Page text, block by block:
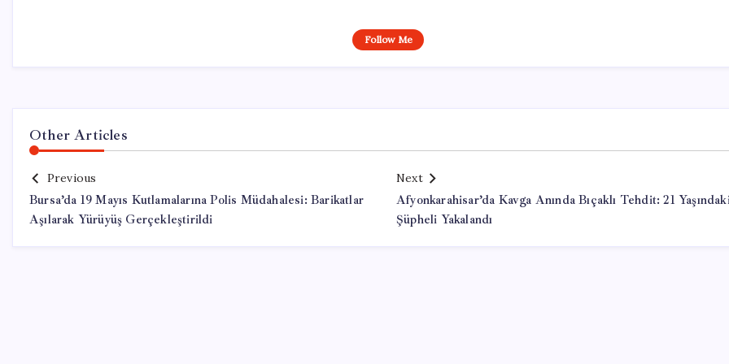
Follow Me
Other Articles
Previous
Bursa’da 19 Mayıs Kutlamalarına Polis Müdahalesi: Barikatlar
Aşılarak Yürüyüş Gerçekleştirildi
Next
Afyonkarahisar’da Kavga Anında Bıçaklı Tehdit: 21
Şüpheli Yakalandı